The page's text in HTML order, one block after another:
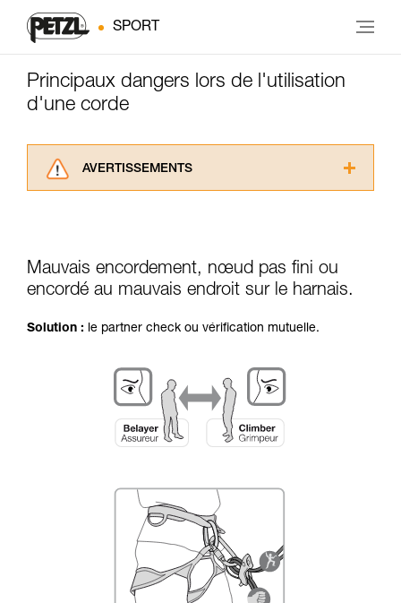
SPORT
Principaux dangers lors de l'utilisation
d'une corde
AVERTISSEMENTS
pouvoir comprendre ce complément
d’informations.
formation et un entraînement spécifique. Validez
de la reproduire en autonomie.
Nous donnons des exemples de techniques
liées à votre activité. Il peut en exister d’autres
que nous ne décrivons pas ici.
Mauvais encordement, nœud pas fini ou
encordé au mauvais endroit sur le harnais.
Solution : le partner check ou vérification mutuelle.